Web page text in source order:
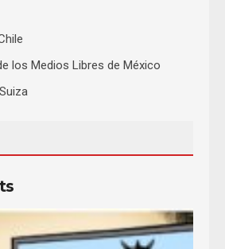
los Medios Libres de México